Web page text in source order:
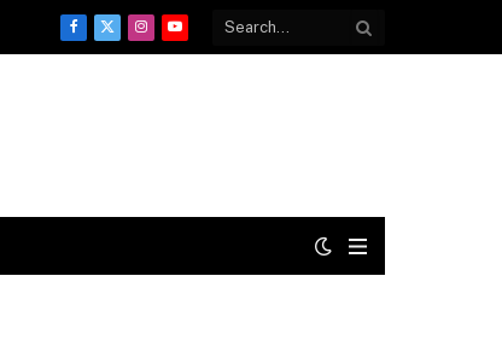
Facebook
X
InstagramYouTube